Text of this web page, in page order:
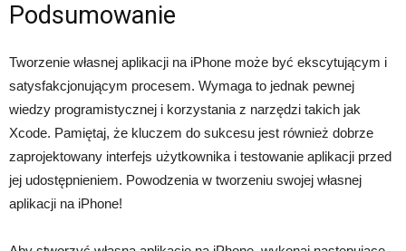
Podsumowanie
Tworzenie własnej aplikacji na iPhone może być ekscytującym i
satysfakcjonującym procesem. Wymaga to jednak pewnej
wiedzy programistycznej i korzystania z narzędzi takich jak
Xcode. Pamiętaj, że kluczem do sukcesu jest również dobrze
zaprojektowany interfejs użytkownika i testowanie aplikacji przed
jej udostępnieniem. Powodzenia w tworzeniu swojej własnej
aplikacji na iPhone!